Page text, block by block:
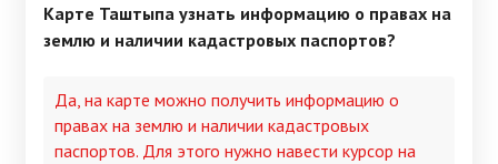
Карте Таштыпа узнать информацию о правах на
землю и наличии кадастровых паспортов?
Да, на карте можно получить информацию о
правах на землю и наличии кадастровых
паспортов. Для этого нужно навести курсор на